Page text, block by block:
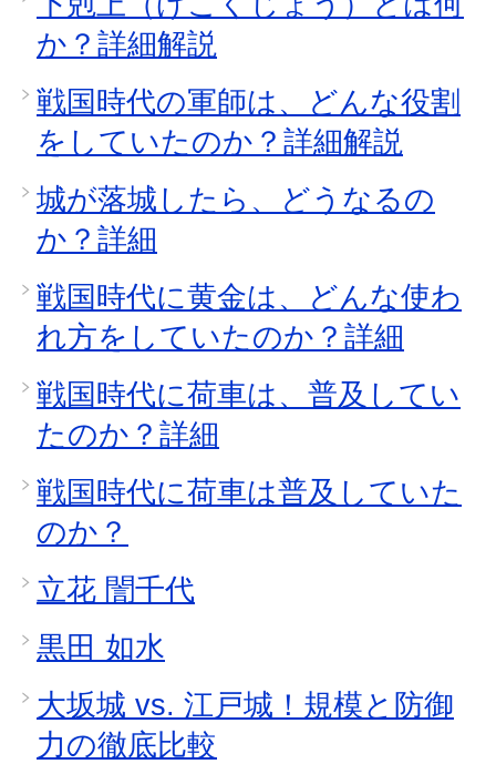
か？詳細解説
戦国時代の軍師は、どんな役割
をしていたのか？詳細解説
城が落城したら、どうなるの
か？詳細
戦国時代に黄金は、どんな使わ
れ方をしていたのか？詳細
戦国時代に荷車は、普及してい
たのか？詳細
戦国時代に荷車は普及していた
のか？
立花 誾千代
黒田 如水
大坂城 vs. 江戸城！規模と防御
力の徹底比較